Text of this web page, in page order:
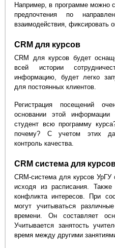
Например, в программе можно
предпочтения по
взаимодействия, фиксировать
CRM для курсов
CRM для курсов будет
всей истории
информацию, будет легко
для постоянных клиентов.
Регистрация посещений
основании этой
студент всю программу
почему? С учетом этих
контроль качества.
CRM система для
CRM-система для курсов
исходя из расписания.
конфликта интересов. При
могут учитываться
времени. Он составляет
Учитывается занятость
время между другими